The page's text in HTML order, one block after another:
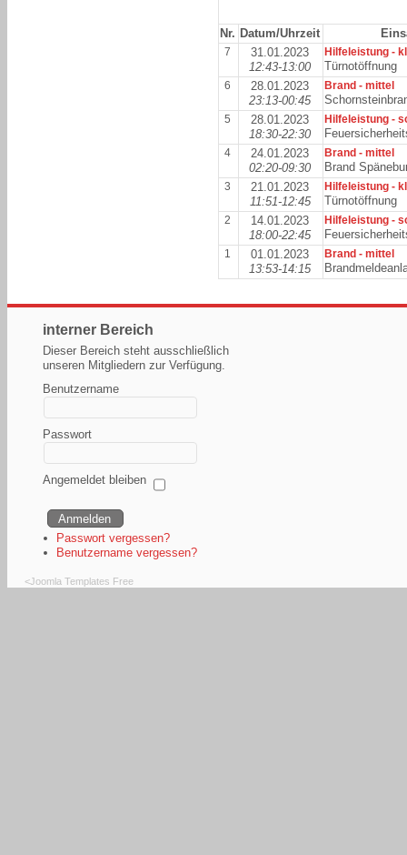
Nr. Datum/Uhrzeit
7
31.01.2023
12:43-13:00
Hilfeleistung -
Türnotöffnung
6
28.01.2023
23:13-00:45
Brand - mittel
5
28.01.2023
18:30-22:30
Hilfeleistung -
4
24.01.2023
02:20-09:30
Brand - mittel
Brand
3
21.01.2023
11:51-12:45
Hilfeleistung -
Türnotöffnung
2
14.01.2023
18:00-22:45
Hilfeleistung -
1
01.01.2023
13:53-14:15
Brand - mittel
interner Bereich
Dieser Bereich steht ausschließlich
unseren Mitgliedern zur Verfügung.
Benutzername
Passwort
Angemeldet bleiben
Passwort vergessen?
Benutzername vergessen?
<Joomla Templates Free